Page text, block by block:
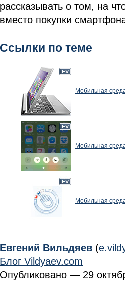
рассказывать о том, на
вместо покупки
Ссылки по теме
Мобильная
Мобильная
Мобильная
Евгений Вильдяев (
Блог Vildyaev.com
Опубликовано — 29